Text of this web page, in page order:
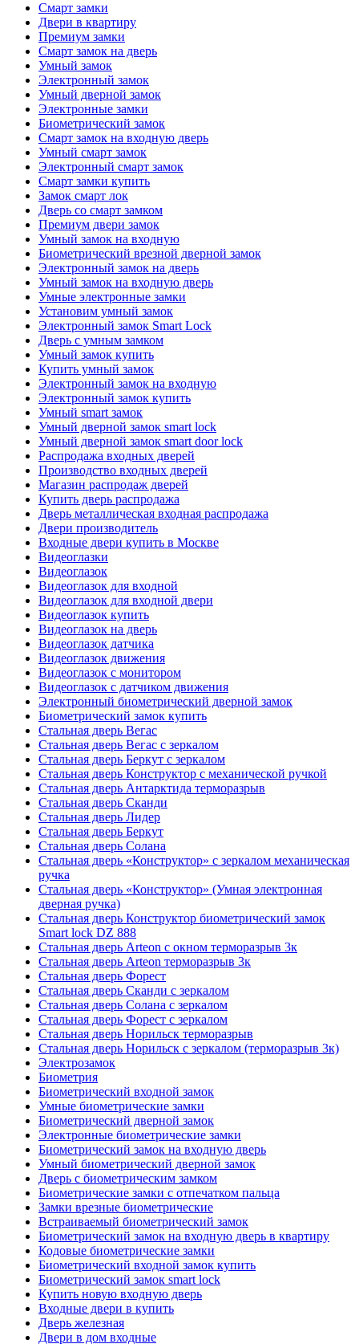
Смарт замки
Двери в квартиру
Премиум замки
Смарт замок на дверь
Умный замок
Электронный замок
Умный дверной замок
Электронные замки
Биометрический замок
Смарт замок на входную дверь
Умный смарт замок
Электронный смарт замок
Смарт замки купить
Замок смарт лок
Дверь со смарт замком
Премиум двери замок
Умный замок на входную
Биометрический врезной дверной замок
Электронный замок на дверь
Умный замок на входную дверь
Умные электронные замки
Установим умный замок
Электронный замок Smart Lock
Дверь с умным замком
Умный замок купить
Купить умный замок
Электронный замок на входную
Электронный замок купить
Умный smart замок
Умный дверной замок smart lock
Умный дверной замок smart door lock
Распродажа входных дверей
Производство входных дверей
Магазин распродаж дверей
Купить дверь распродажа
Дверь металлическая входная распродажа
Двери производитель
Входные двери купить в Москве
Видеоглазки
Видеоглазок
Видеоглазок для входной
Видеоглазок для входной двери
Видеоглазок купить
Видеоглазок на дверь
Видеоглазок датчика
Видеоглазок движения
Видеоглазок с монитором
Видеоглазок с датчиком движения
Электронный биометрический дверной замок
Биометрический замок купить
Стальная дверь Вегас
Стальная дверь Вегас с зеркалом
Стальная дверь Беркут с зеркалом
Стальная дверь Конструктор с механической ручкой
Стальная дверь Антарктида терморазрыв
Стальная дверь Сканди
Стальная дверь Лидер
Стальная дверь Беркут
Стальная дверь Солана
Стальная дверь «Конструктор» с зеркалом механическая
ручка
Стальная дверь «Конструктор» (Умная электронная
дверная ручка)
Стальная дверь Конструктор биометрический замок
Smart lock DZ 888
Стальная дверь Arteon с окном терморазрыв 3к
Стальная дверь Arteon терморазрыв 3к
Стальная дверь Форест
Стальная дверь Сканди с зеркалом
Стальная дверь Солана с зеркалом
Стальная дверь Форест с зеркалом
Стальная дверь Норильск терморазрыв
Стальная дверь Норильск с зеркалом (терморазрыв 3к)
Электрозамок
Биометрия
Биометрический входной замок
Умные биометрические замки
Биометрический дверной замок
Электронные биометрические замки
Биометрический замок на входную дверь
Умный биометрический дверной замок
Дверь с биометрическим замком
Биометрические замки с отпечатком пальца
Замки врезные биометрические
Встраиваемый биометрический замок
Биометрический замок на входную дверь в квартиру
Кодовые биометрические замки
Биометрический входной замок купить
Биометрический замок smart lock
Купить новую входную дверь
Входные двери в купить
Дверь железная
Двери в дом входные